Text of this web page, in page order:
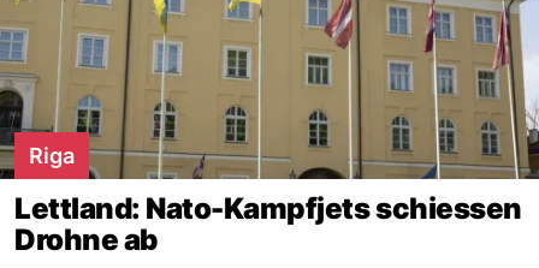
Riga
Lettland: Nato-Kampfjets schiessen
Drohne ab